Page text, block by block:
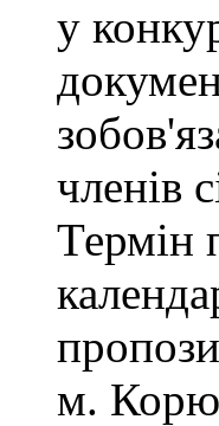
у
членів
Термін
м.